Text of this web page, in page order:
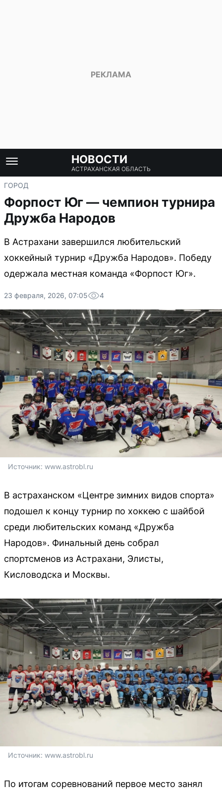
НОВОСТИ
АСТРАХАНСКАЯ ОБЛАСТЬ
ГОРОД
Форпост Юг — чемпион турнира
Дружба Народов
В Астрахани завершился любительский
хоккейный турнир «Дружба Народов». Победу
одержала местная команда «Форпост Юг».
23 февраля, 2026, 07:05 4
Источник: www.astrobl.ru
В астраханском «Центре зимних видов спорта»
подошел к концу турнир по хоккею с шайбой
среди любительских команд «Дружба
Народов». Финальный день собрал
спортсменов из Астрахани, Элисты,
Кисловодска и Москвы.
Источник: www.astrobl.ru
По итогам соревнований первое место занял